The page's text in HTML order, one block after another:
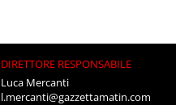
DIRETTORE RESPONSABILE
Luca Mercanti
l.mercanti@gazzettamatin.com